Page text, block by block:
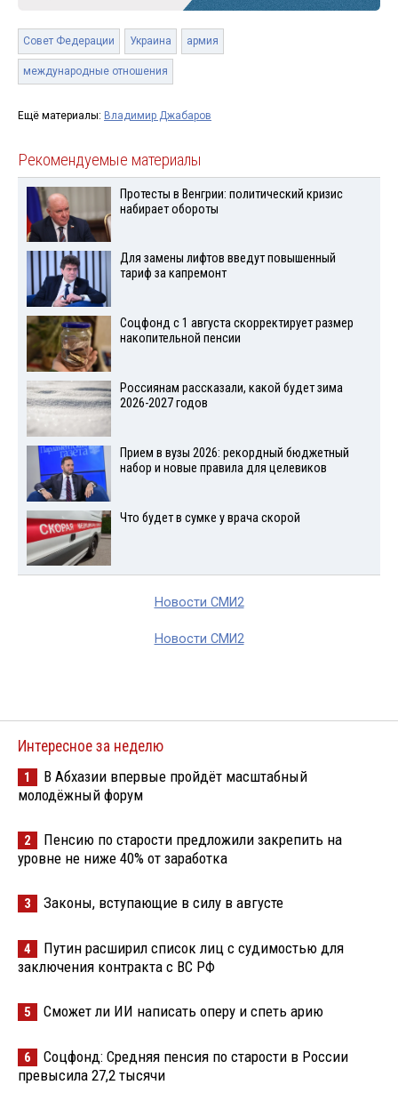
Совет Федерации Украина армия
международные отношения
Ещё материалы: Владимир Джабаров
Рекомендуемые материалы
Протесты в Венгрии: политический кризис
набирает обороты
Для замены лифтов введут повышенный
тариф за капремонт
Соцфонд с 1 августа скорректирует размер
накопительной пенсии
Россиянам рассказали, какой будет зима
2026-2027 годов
Прием в вузы 2026: рекордный бюджетный
набор и новые правила для целевиков
Что будет в сумке у врача скорой
Новости СМИ2
Новости СМИ2
Интересное за неделю
1
В Абхазии впервые пройдёт масштабный
молодёжный форум
2
Пенсию по старости предложили закрепить на
уровне не ниже 40% от заработка
3 Законы, вступающие в силу в августе
4
Путин расширил список лиц с судимостью для
заключения контракта с ВС РФ
5 Сможет ли ИИ написать оперу и спеть арию
6
Соцфонд: Средняя пенсия по старости в России
превысила 27,2 тысячи